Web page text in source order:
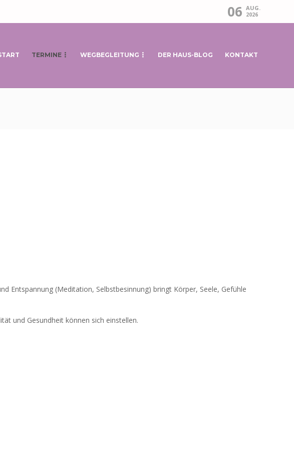
06 AUG.
2026
TERMINE WEGBEGLEITUNG DER HAUS-BLOG KONTAKT
Entspannung (Meditation, Selbstbesinnung) bringt Körper, Seele, Gefühle
und Gesundheit können sich einstellen.